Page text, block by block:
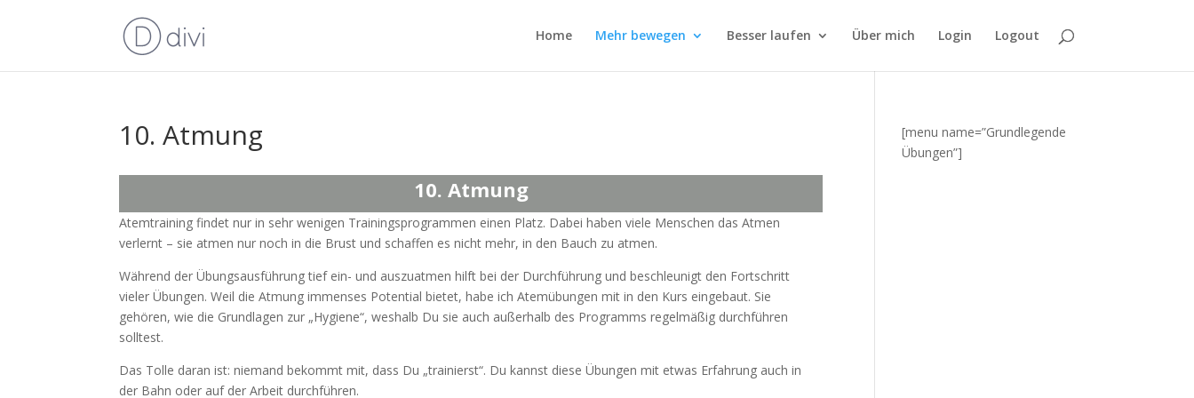
Home Mehr bewegen Besser laufen Über mich Login Logout
10. Atmung
10. Atmung
Atemtraining findet nur in sehr wenigen Trainingsprogrammen einen Platz. Dabei haben viele Menschen das Atmen
verlernt – sie atmen nur noch in die Brust und schaffen es nicht mehr, in den Bauch zu atmen.
Während der Übungsausführung tief ein- und auszuatmen hilft bei der Durchführung und beschleunigt den Fortschritt
vieler Übungen. Weil die Atmung immenses Potential bietet, habe ich Atemübungen mit in den Kurs eingebaut. Sie
gehören, wie die Grundlagen zur „Hygiene“, weshalb Du sie auch außerhalb des Programms regelmäßig durchführen
solltest.
Das Tolle daran ist: niemand bekommt mit, dass Du „trainierst“. Du kannst diese Übungen mit etwas Erfahrung auch in
der Bahn oder auf der Arbeit durchführen.
[menu name=”Grundlegende
Übungen”]